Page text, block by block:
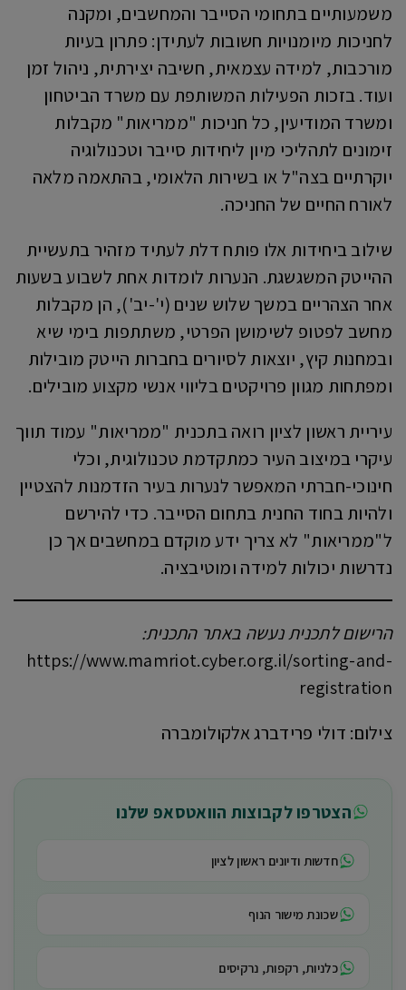
משמעותיים בתחומי הסייבר והמחשבים, ומקנה
לחניכות מיומנויות חשובות לעתידן: פתרון בעיות
מורכבות, למידה עצמאית, חשיבה יצירתית, ניהול זמן
ועוד. בזכות הפעילות המשותפת עם משרד הביטחון
ומשרד המודיעין, כל חניכות "ממריאות" מקבלות
זימונים לתהליכי מיון ליחידות סייבר וטכנולוגיה
יוקרתיים בצה"ל או בשירות הלאומי, בהתאמה מלאה
לאורח החיים של החניכה.
שילוב ביחידות אלו פותח דלת לעתיד מזהיר בתעשיית
ההייטק המשגשגת. הנערות לומדות אחת לשבוע בשעות
אחר הצהריים במשך שלוש שנים (י'-יב'), הן מקבלות
מחשב לפטופ לשימושן הפרטי, משתתפות בימי שיא
ובמחנות קיץ, יוצאות לסיורים בחברות הייטק מובילות
ומפתחות מגוון פרויקטים בליווי אנשי מקצוע מובילים.
עיריית ראשון לציון רואה בתכנית "ממריאות" עמוד תווך
עיקרי במיצוב העיר כמתקדמת טכנולוגית, וכלי
חינוכי-חברתי המאפשר לנערות בעיר הזדמנות להצטיין
ולהיות בחוד החנית בתחום הסייבר. כדי להירשם
ל"ממריאות" לא צריך ידע מוקדם במחשבים אך כן
נדרשות יכולות למידה ומוטיבציה.
הרישום לתכנית נעשה באתר התכנית:
https://www.mamriot.cyber.org.il/sorting-and-
registration
צילום: דולי פרידברג אלקולומברה
הצטרפו לקבוצות הוואטסאפ שלנו
חדשות ודיונים ראשון לציון
שכונת מישור הנוף
כלניות, רקפות, נרקיסים